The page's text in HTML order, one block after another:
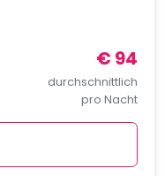
€ 94
durchschnittlich
pro Nacht